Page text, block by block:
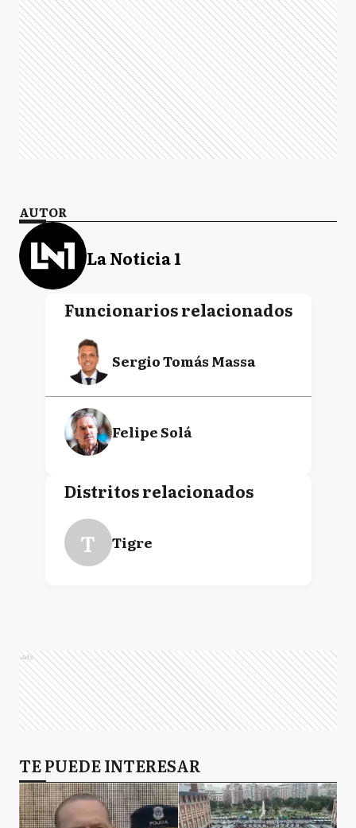
AUTOR
La Noticia 1
Funcionarios relacionados
Sergio Tomás Massa
Felipe Solá
Distritos relacionados
T Tigre
Ads
TE PUEDE INTERESAR